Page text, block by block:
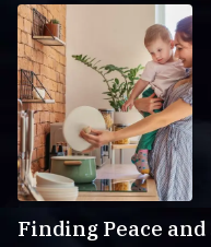
Finding Peace